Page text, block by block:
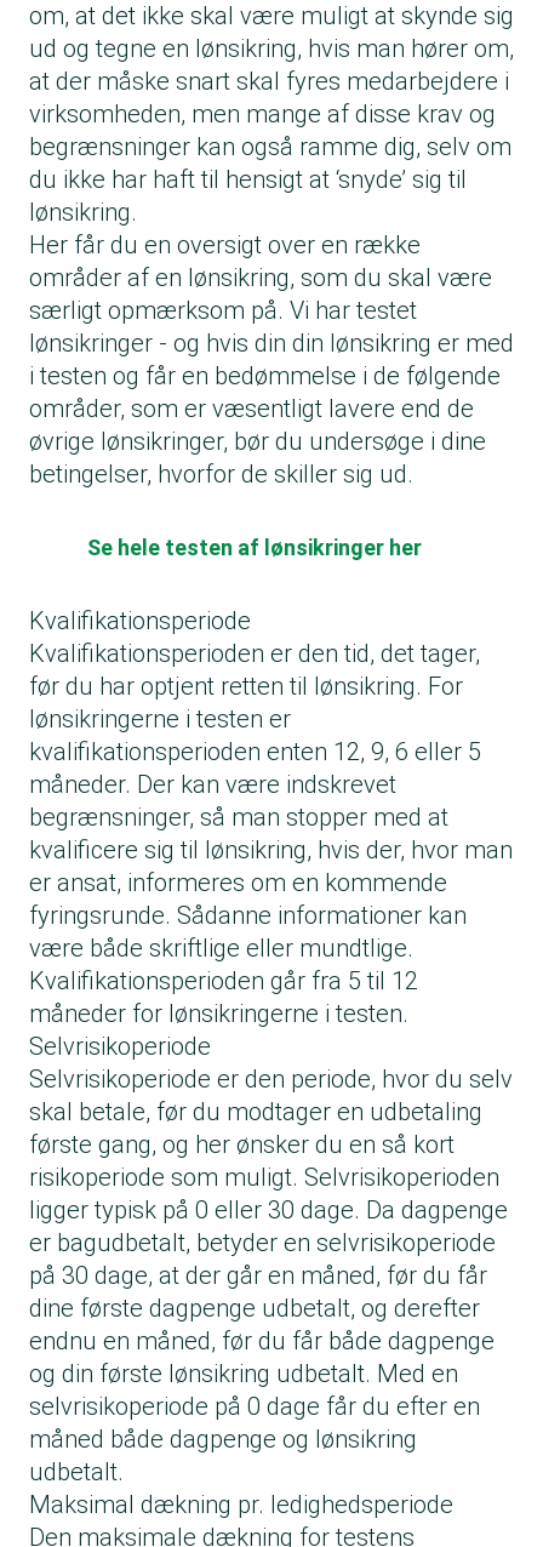
om, at det ikke skal være muligt at skynde sig
ud og tegne en lønsikring, hvis man hører om,
at der måske snart skal fyres medarbejdere i
virksomheden, men mange af disse krav og
begrænsninger kan også ramme dig, selv om
du ikke har haft til hensigt at ‘snyde’ sig til
lønsikring.
Her får du en oversigt over en række
områder af en lønsikring, som du skal være
særligt opmærksom på. Vi har testet
lønsikringer - og hvis din din lønsikring er med
i testen og får en bedømmelse i de følgende
områder, som er væsentligt lavere end de
øvrige lønsikringer, bør du undersøge i dine
betingelser, hvorfor de skiller sig ud.
Se hele testen af lønsikringer her
Kvalifikationsperiode
Kvalifikationsperioden er den tid, det tager,
før du har optjent retten til lønsikring. For
lønsikringerne i testen er
kvalifikationsperioden enten 12, 9, 6 eller 5
måneder. Der kan være indskrevet
begrænsninger, så man stopper med at
kvalificere sig til lønsikring, hvis der, hvor man
er ansat, informeres om en kommende
fyringsrunde. Sådanne informationer kan
være både skriftlige eller mundtlige.
Kvalifikationsperioden går fra 5 til 12
måneder for lønsikringerne i testen.
Selvrisikoperiode
Selvrisikoperiode er den periode, hvor du selv
skal betale, før du modtager en udbetaling
første gang, og her ønsker du en så kort
risikoperiode som muligt. Selvrisikoperioden
ligger typisk på 0 eller 30 dage. Da dagpenge
er bagudbetalt, betyder en selvrisikoperiode
på 30 dage, at der går en måned, før du får
dine første dagpenge udbetalt, og derefter
endnu en måned, før du får både dagpenge
og din første lønsikring udbetalt. Med en
selvrisikoperiode på 0 dage får du efter en
måned både dagpenge og lønsikring
udbetalt.
Maksimal dækning pr. ledighedsperiode
Den maksimale dækning for testens